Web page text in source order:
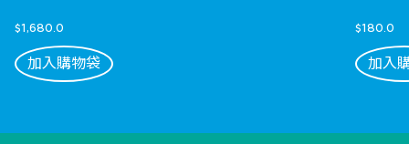
$1,680.0
加入購物袋
$180.0
加入